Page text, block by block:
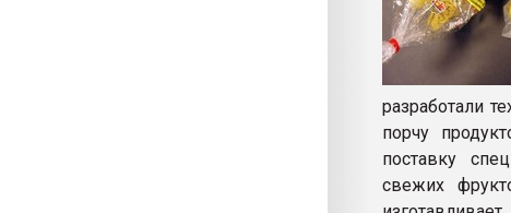
разработали
порчу
поставку
свежих